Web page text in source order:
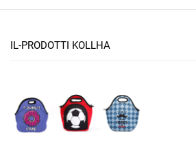
IL-PRODOTTI KOLLHA